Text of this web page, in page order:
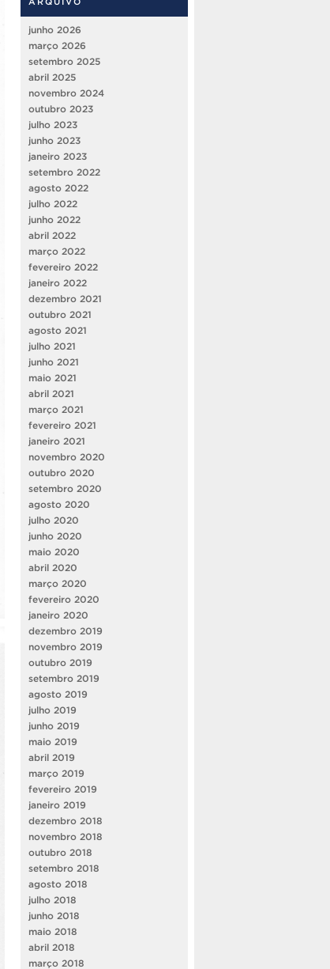
junho 2026
março 2026
setembro 2025
abril 2025
novembro 2024
outubro 2023
julho 2023
junho 2023
janeiro 2023
setembro 2022
agosto 2022
julho 2022
junho 2022
abril 2022
março 2022
fevereiro 2022
janeiro 2022
dezembro 2021
outubro 2021
agosto 2021
julho 2021
junho 2021
maio 2021
abril 2021
março 2021
fevereiro 2021
janeiro 2021
novembro 2020
outubro 2020
setembro 2020
agosto 2020
julho 2020
junho 2020
maio 2020
abril 2020
março 2020
fevereiro 2020
janeiro 2020
dezembro 2019
novembro 2019
outubro 2019
setembro 2019
agosto 2019
julho 2019
junho 2019
maio 2019
abril 2019
março 2019
fevereiro 2019
janeiro 2019
dezembro 2018
novembro 2018
outubro 2018
setembro 2018
agosto 2018
julho 2018
junho 2018
maio 2018
abril 2018
março 2018